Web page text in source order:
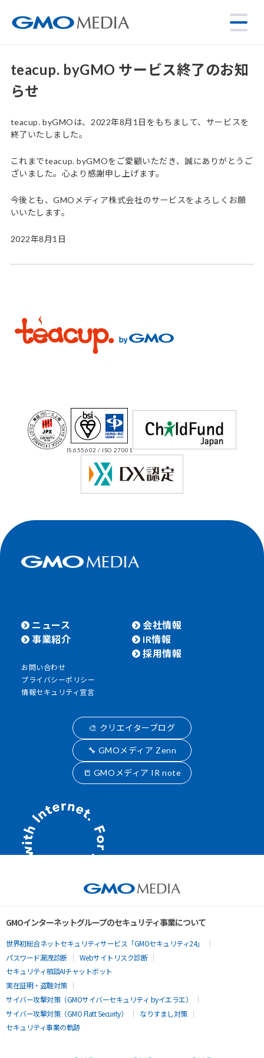
teacup. byGMO サービス終了のお知
らせ
teacup. byGMOは、2022年8月1日をもちまして、サービスを
終了いたしました。
これまでteacup. byGMOをご愛顧いただき、誠にありがとうご
ざいました。心より感謝申し上げます。
今後とも、GMOメディア株式会社のサービスをよろしくお願
いいたします。
2022年8月1日
IS 655602 / ISO 27001
ニュース
事業紹介
会社情報
IR情報
採用情報
お問い合わせ
プライバシーポリシー
情報セキュリティ宣言
🎨 クリエイターブログ
🔧 GMOメディア Zenn
📒 GMOメディア IR note
GMOインターネットグループのセキュリティ事業について
世界初総合ネットセキュリティサービス「GMOセキュリティ24」
パスワード漏洩診断
Webサイトリスク診断
セキュリティ相談AIチャットボット
実在証明・盗聴対策
サイバー攻撃対策（GMOサイバーセキュリティ byイエラエ）
サイバー攻撃対策（GMO Flatt Security）
なりすまし対策
セキュリティ事業の軌跡